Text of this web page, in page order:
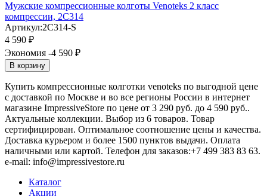
Мужские компрессионные колготы Venoteks 2 класс
компрессии, 2C314
Артикул:2С314-S
4 590 ₽
Экономия -4 590 ₽
В корзину
Купить компрессионные колготки venoteks по выгодной цене
с доставкой по Москве и во все регионы России в интернет
магазине ImpressiveStore по цене от 3 290 руб. до 4 590 руб..
Актуальные коллекции. Выбор из 6 товаров. Товар
сертифицирован. Оптимальное соотношение цены и качества.
Доставка курьером и более 1500 пунктов выдачи. Оплата
наличными или картой. Телефон для заказов:+7 499 383 83 63.
e-mail: info@impressivestore.ru
Каталог
Акции